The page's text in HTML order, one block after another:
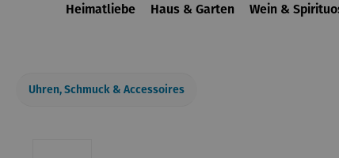
Heimatliebe Haus & Garten Wein &
Uhren, Schmuck & Accessoires